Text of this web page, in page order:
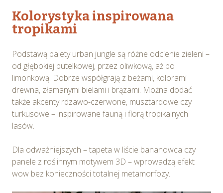
Informacje, w tym dane osobowe, pozyskane w związku
z wykorzystywaniem plików cookie w Serwisie,
usługodawcę Serwisu w ww. celach oraz mogą być
również przetwarzane przez Partnerów Spravia Sp. z
o.o. W związku z powyższym użytkownik ma prawo do
dostępu do swoich danych osobowych, ich sprostowania,
usunięcia, ograniczenia przetwarzania, wniesienia
sprzeciwu wobec przetwarzania, a także prawo do
wniesienia skargi do Prezesa Urzędu Ochrony Danych
wykorzystywanych w Serwisie oraz inne informacje
dotyczące prywatności związane z korzystaniem z
Serwisu dostępne są wPolityce prywatności – pliki
Kolorystyka inspirowana
tropikami
Podstawą palety urban jungle są różne odcienie zieleni –
od głębokiej butelkowej, przez oliwkową, aż po
limonkową. Dobrze współgrają z beżami, kolorami
drewna, złamanymi bielami i brązami. Można dodać
także akcenty rdzawo-czerwone, musztardowe czy
turkusowe – inspirowane fauną i florą tropikalnych
lasów.
Dla odważniejszych – tapeta w liście bananowca czy
panele z roślinnym motywem 3D – wprowadzą efekt
wow bez konieczności totalnej metamorfozy.